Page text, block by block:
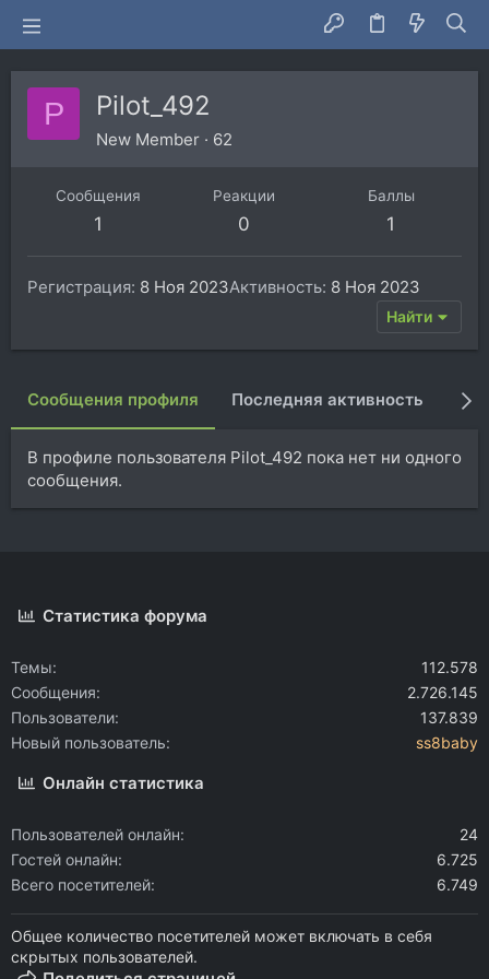
P Pilot_492
New Member · 62
Сообщения
1
Реакции
0
Баллы
1
Регистрация 8 Ноя 2023Активность 8 Ноя 2023
Найти
Сообщения профиля Последняя активность
В профиле пользователя Pilot_492 пока нет ни одного
сообщения.
Статистика форума
Темы
112.578
Сообщения
2.726.145
Пользователи
137.839
Новый пользователь
ss8baby
Онлайн статистика
Пользователей онлайн
24
Гостей онлайн
6.725
Всего посетителей
6.749
Общее количество посетителей может включать в себя
скрытых пользователей.